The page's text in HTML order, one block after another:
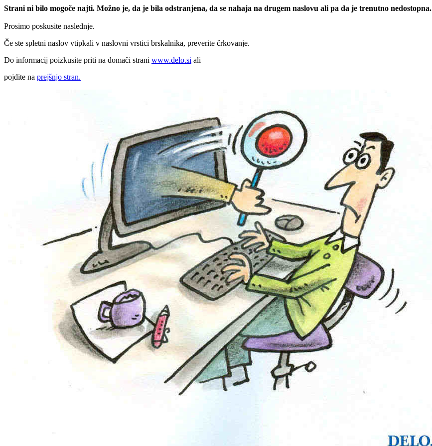
Strani ni bilo mogoče najti. Možno je, da je bila odstranjena, da se nahaja na drugem naslovu ali pa da je trenutno nedostopna.
Prosimo poskusite naslednje.
Če ste spletni naslov vtipkali v naslovni vrstici brskalnika, preverite črkovanje.
Do informacij poizkusite priti na domači strani www.delo.si ali
pojdite na prejšnjo stran.